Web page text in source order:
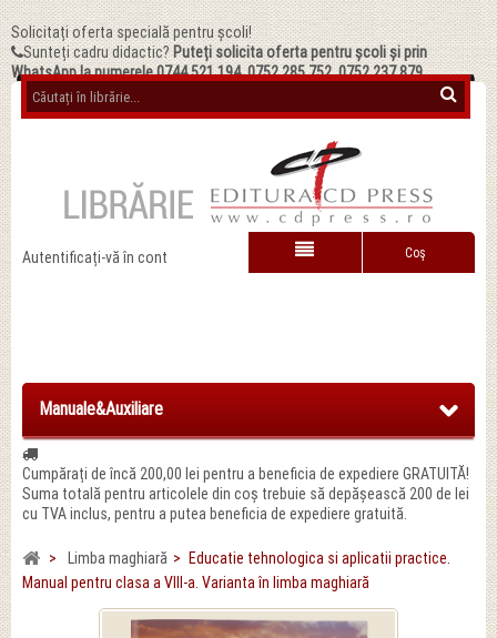
Solicitați oferta specială pentru școli!
Sunteți cadru didactic?Puteți solicita oferta pentru școli și prin
WhatsApp la numerele 0744.521.194, 0752.285.752, 0752.237.879
Coş
Autentificați-vă în cont
Manuale&Auxiliare
Cumpărați de încă 200,00 lei pentru a beneficia de expediere GRATUITĂ!
Suma totală pentru articolele din coș trebuie să depășească 200 de lei
cu TVA inclus, pentru a putea beneficia de expediere gratuită.
> Limba maghiară >
Educatie tehnologica si aplicatii practice.
Manual pentru clasa a VIII-a. Varianta în limba maghiară